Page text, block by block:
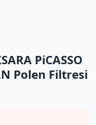
PiCASSO
Polen Filtresi